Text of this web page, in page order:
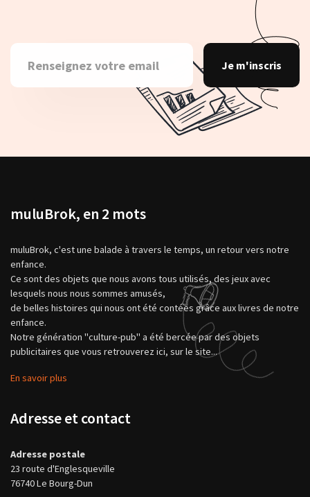
Je m'inscris
muluBrok, en 2 mots
muluBrok, c'est une balade à travers le temps, un retour vers notre
enfance.
Ce sont des objets que nous avons tous utilisés, des jeux avec
lesquels nous nous sommes amusés,
de belles histoires qui nous ont été contées grâce aux livres de notre
enfance.
Notre génération "culture-pub" a été bercée par des objets
publicitaires que vous retrouverez ici, sur le site...
En savoir plus
Adresse et contact
Adresse postale
23 route d'Englesqueville
76740 Le Bourg-Dun